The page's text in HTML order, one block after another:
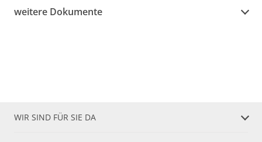
weitere Dokumente
WIR SIND FÜR SIE DA